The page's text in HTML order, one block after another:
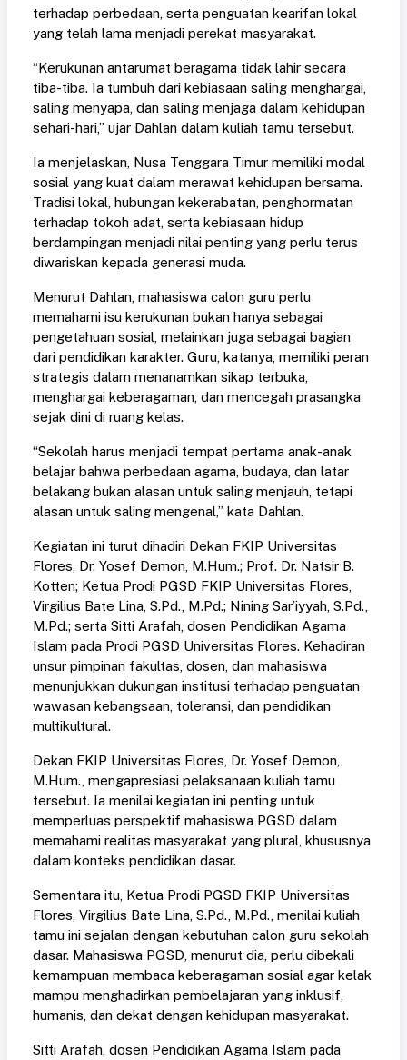
terhadap perbedaan, serta penguatan kearifan lokal
yang telah lama menjadi perekat masyarakat.
“Kerukunan antarumat beragama tidak lahir secara
tiba-tiba. Ia tumbuh dari kebiasaan saling menghargai,
saling menyapa, dan saling menjaga dalam kehidupan
sehari-hari,” ujar Dahlan dalam kuliah tamu tersebut.
Ia menjelaskan, Nusa Tenggara Timur memiliki modal
sosial yang kuat dalam merawat kehidupan bersama.
Tradisi lokal, hubungan kekerabatan, penghormatan
terhadap tokoh adat, serta kebiasaan hidup
berdampingan menjadi nilai penting yang perlu terus
diwariskan kepada generasi muda.
Menurut Dahlan, mahasiswa calon guru perlu
memahami isu kerukunan bukan hanya sebagai
pengetahuan sosial, melainkan juga sebagai bagian
dari pendidikan karakter. Guru, katanya, memiliki peran
strategis dalam menanamkan sikap terbuka,
menghargai keberagaman, dan mencegah prasangka
sejak dini di ruang kelas.
“Sekolah harus menjadi tempat pertama anak-anak
belajar bahwa perbedaan agama, budaya, dan latar
belakang bukan alasan untuk saling menjauh, tetapi
alasan untuk saling mengenal,” kata Dahlan.
Kegiatan ini turut dihadiri Dekan FKIP Universitas
Flores, Dr. Yosef Demon, M.Hum.; Prof. Dr. Natsir B.
Kotten; Ketua Prodi PGSD FKIP Universitas Flores,
Virgilius Bate Lina, S.Pd., M.Pd.; Nining Sar’iyyah, S.Pd.,
M.Pd.; serta Sitti Arafah, dosen Pendidikan Agama
Islam pada Prodi PGSD Universitas Flores. Kehadiran
unsur pimpinan fakultas, dosen, dan mahasiswa
menunjukkan dukungan institusi terhadap penguatan
wawasan kebangsaan, toleransi, dan pendidikan
multikultural.
Dekan FKIP Universitas Flores, Dr. Yosef Demon,
M.Hum., mengapresiasi pelaksanaan kuliah tamu
tersebut. Ia menilai kegiatan ini penting untuk
memperluas perspektif mahasiswa PGSD dalam
memahami realitas masyarakat yang plural, khususnya
dalam konteks pendidikan dasar.
Sementara itu, Ketua Prodi PGSD FKIP Universitas
Flores, Virgilius Bate Lina, S.Pd., M.Pd., menilai kuliah
tamu ini sejalan dengan kebutuhan calon guru sekolah
dasar. Mahasiswa PGSD, menurut dia, perlu dibekali
kemampuan membaca keberagaman sosial agar kelak
mampu menghadirkan pembelajaran yang inklusif,
humanis, dan dekat dengan kehidupan masyarakat.
Sitti Arafah, dosen Pendidikan Agama Islam pada